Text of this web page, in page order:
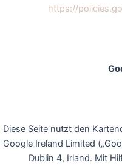
https://
Diese Seite nutzt den
Google Ireland Limited
Dublin 4, Irland. Mit